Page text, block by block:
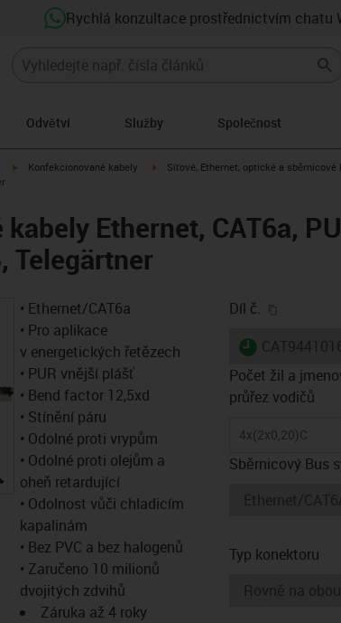
Rychlá konzultace prostřednictvím chatu
Odvětví Služby Společnost
igus-icon-arrow-right
Konfekcionované kabely igus-icon-arrow-right
Síťové, Ethernet, optické a sběrnicové
Ethernet, CAT6a,
Telegärtner
igus-icon-lupe
• Ethernet/CAT6a
• Pro aplikace
v energetických řetězech
• PUR vnější plášť
• Bend factor 12,5xd
• Stínění páru
• Odolné proti vrypům
• Odolné proti olejům a
oheň retardující
• Odolnost vůči chladicím
kapalinám
• Bez PVC a bez halogenů
• Zaručeno 10 milionů
dvojitých zdvihů
Záruka až 4 roky
Díl č.
igus-icon-
Počet žil a
průřez vodičů
4x(2x0,20)C
Sběrnicový Bus
Typ konektoru